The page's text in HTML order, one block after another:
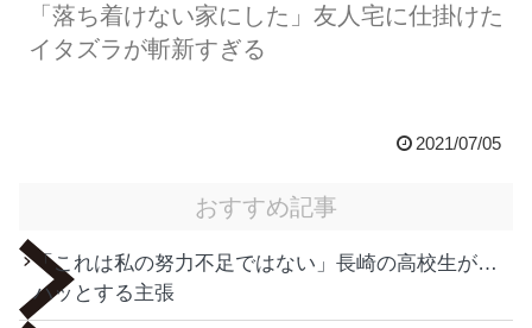
「落ち着けない家にした」友人宅に仕掛けた
イタズラが斬新すぎる
2021/07/05
おすすめ記事
「これは私の努力不足ではない」長崎の高校生が…
ハッとする主張